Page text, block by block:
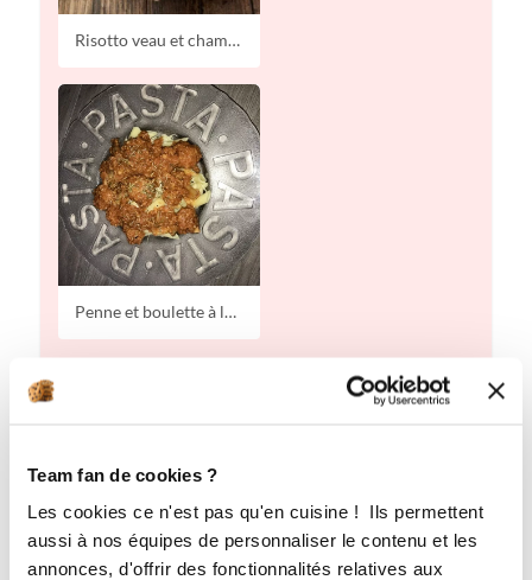
Team fan de cookies ?
Les cookies ce n'est pas qu'en cuisine ! Ils permettent
aussi à nos équipes de personnaliser le contenu et les
annonces, d'offrir des fonctionnalités relatives aux
Risotto veau et champignons à l'i-cookin
Penne et boulette à la sauce tomate